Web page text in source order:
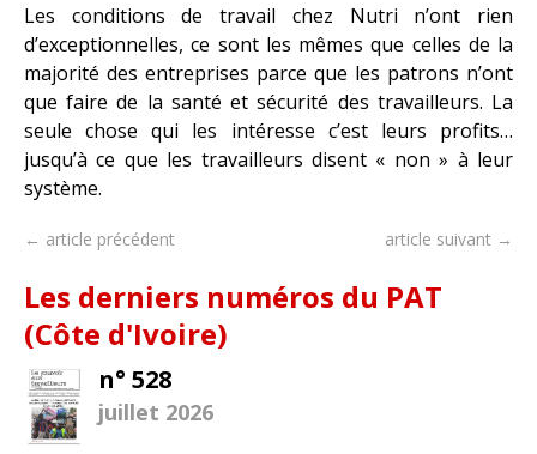
Les conditions de travail chez Nutri n’ont rien
d’exceptionnelles, ce sont les mêmes que celles de la
majorité des entreprises parce que les patrons n’ont
que faire de la santé et sécurité des travailleurs. La
seule chose qui les intéresse c’est leurs profits…
jusqu’à ce que les travailleurs disent « non » à leur
système.
← article précédent article suivant →
Les derniers numéros du PAT
(Côte d'Ivoire)
n° 528
juillet 2026